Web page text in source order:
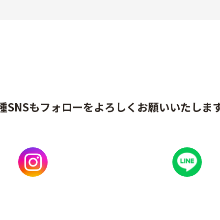
SNSもフォローをよろしくお願いいたしま